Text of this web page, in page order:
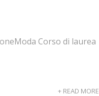
Corso di laurea
+ READ MORE